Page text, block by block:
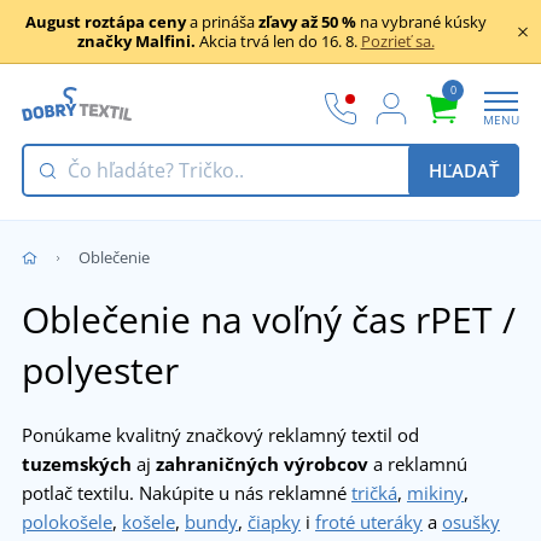
August roztápa cenya prinášazľavy až 50 %na vybrané kúsky
značky Malfini. Akcia trvá len do 16. 8. Pozrieť sa.
0
MENU
HĽADAŤ
Oblečenie
Oblečenie na voľný čas rPET /
polyester
Ponúkame kvalitný značkový reklamný textil od
tuzemských aj zahraničných výrobcov a reklamnú
potlač textilu. Nakúpite u nás reklamné tričká, mikiny,
polokošele, košele, bundy, čiapky i froté uteráky a osušky